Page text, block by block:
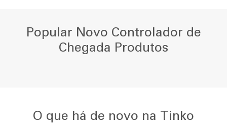
Popular Novo Controlador de
Chegada Produtos
O que há de novo na Tinko